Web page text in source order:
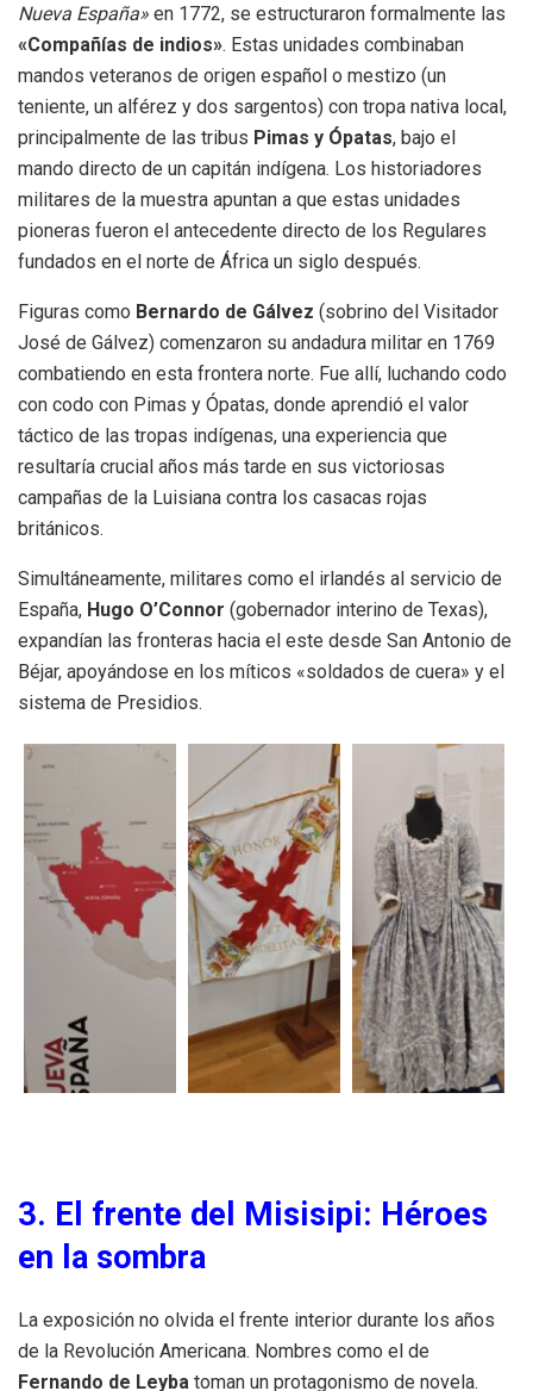
Nueva España» en 1772, se estructuraron formalmente las
«Compañías de indios». Estas unidades combinaban
mandos veteranos de origen español o mestizo (un
teniente, un alférez y dos sargentos) con tropa nativa local,
principalmente de las tribus Pimas y Ópatas, bajo el
mando directo de un capitán indígena. Los historiadores
militares de la muestra apuntan a que estas unidades
pioneras fueron el antecedente directo de los Regulares
fundados en el norte de África un siglo después.
Figuras como Bernardo de Gálvez (sobrino del Visitador
José de Gálvez) comenzaron su andadura militar en 1769
combatiendo en esta frontera norte. Fue allí, luchando codo
con codo con Pimas y Ópatas, donde aprendió el valor
táctico de las tropas indígenas, una experiencia que
resultaría crucial años más tarde en sus victoriosas
campañas de la Luisiana contra los casacas rojas
británicos.
Simultáneamente, militares como el irlandés al servicio de
España, Hugo O’Connor (gobernador interino de Texas),
expandían las fronteras hacia el este desde San Antonio de
Béjar, apoyándose en los míticos «soldados de cuera» y el
sistema de Presidios.
3. El frente del Misisipi: Héroes
en la sombra
La exposición no olvida el frente interior durante los años
de la Revolución Americana. Nombres como el de
Fernando de Leyba toman un protagonismo de novela.